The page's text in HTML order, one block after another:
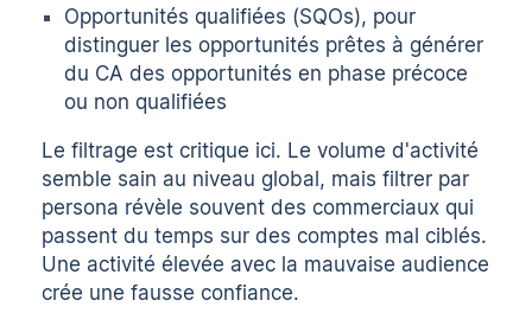
Opportunités qualifiées (SQOs), pour
distinguer les opportunités prêtes à générer
du CA des opportunités en phase précoce
ou non qualifiées
Le filtrage est critique ici. Le volume d'activité
semble sain au niveau global, mais filtrer par
persona révèle souvent des commerciaux qui
passent du temps sur des comptes mal ciblés.
Une activité élevée avec la mauvaise audience
crée une fausse confiance.